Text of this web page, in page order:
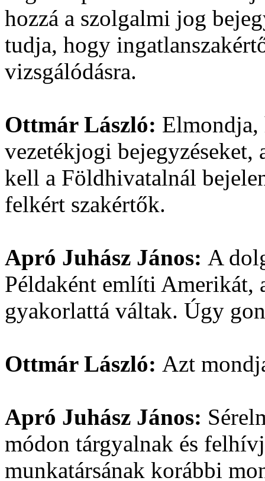
hozzá a szolgalmi jog
tudja, hogy
vizsgálódásra.
Ottmár László:
vezetékjogi bejegyzéseket,
kell a Földhivatalnál
felkért szakértők.
Apró Juhász János: A
Példaként említi Amerikát,
gyakorlattá váltak. Úgy
Ottmár László: Azt
Apró Juhász János:
módon tárgyalnak és
munkatársának korábbi